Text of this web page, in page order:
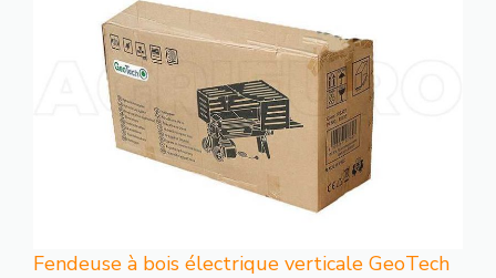
Fendeuse à bois électrique verticale GeoTech